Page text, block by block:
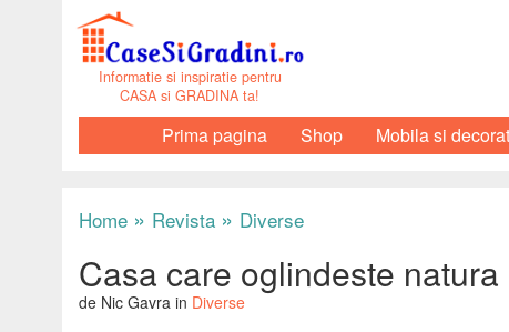
Informatie si inspiratie pentru
CASA si GRADINA ta!
Prima pagina Shop Mobila si
Home » Revista » Diverse
Casa care oglindeste
de Nic Gavra in Diverse